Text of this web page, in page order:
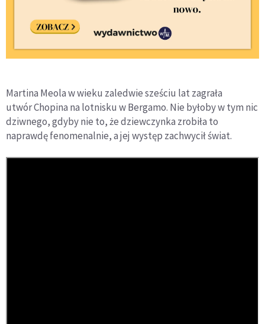
Martina Meola w wieku zaledwie sześciu lat zagrała
utwór Chopina na lotnisku w Bergamo. Nie byłoby w tym nic
dziwnego, gdyby nie to, że dziewczynka zrobiła to
naprawdę fenomenalnie, a jej występ zachwycił świat.